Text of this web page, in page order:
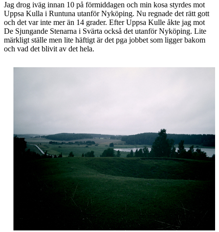
Jag drog iväg innan 10 på förmiddagen och min kosa styrdes mot
Uppsa Kulla i Runtuna utanför Nyköping. Nu regnade det rätt gott
och det var inte mer än 14 grader. Efter Uppsa Kulle åkte jag mot
De Sjungande Stenarna i Svärta också det utanför Nyköping. Lite
märkligt ställe men lite häftigt är det pga jobbet som ligger bakom
och vad det blivit av det hela.